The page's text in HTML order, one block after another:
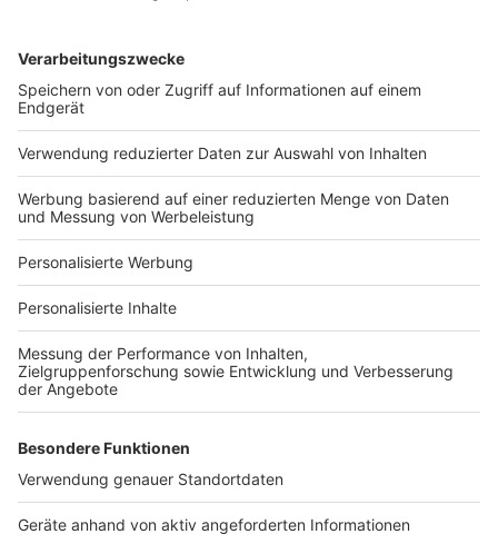
Services
Bauprojekt-Quiz
Häuser-Suche
Hausanbieter-Suche
Bauprojekt-Profil
Für Unternehmen
Ihre Baufirma auf bauen.de
Kostenloses Infogespräch